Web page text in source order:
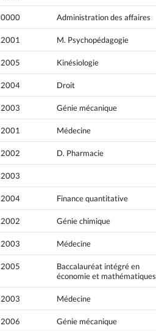
0000 Administration des affaires
2001 M. Psychopédagogie
2005 Kinésiologie
2004 Droit
2003 Génie mécanique
2001 Médecine
2002 D. Pharmacie
2003
2004 Finance quantitative
2002 Génie chimique
2003 Médecine
2005
Baccalauréat intégré en
économie et mathématiques
2003 Médecine
2006 Génie mécanique